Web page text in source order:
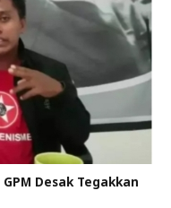
Desak Tegakkan